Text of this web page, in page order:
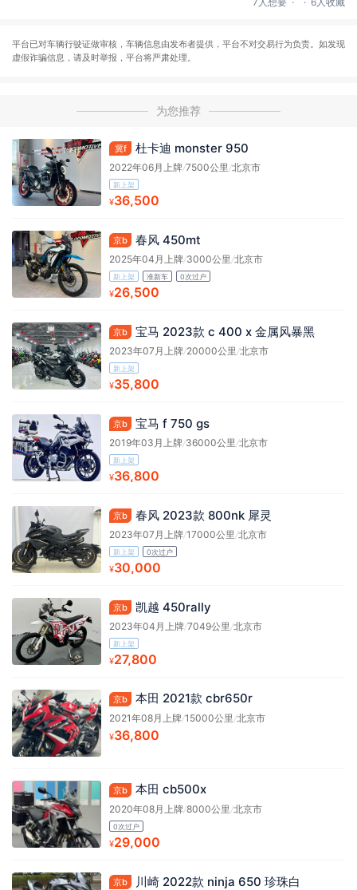
平台已对车辆行驶证做审核，车辆信息由发布者提供，平台不对交易行为负责。如发现
虚假诈骗信息，请及时举报，平台将严肃处理。
为您推荐
冀f 杜卡迪 monster 950
2022年06月上牌/7500公里/北京市
新上架
¥36,500
京b 春风 450mt
2025年04月上牌/3000公里/北京市
新上架 准新车 0次过户
¥26,500
京b 宝马 2023款 c 400 x 金属风暴黑
2023年07月上牌/20000公里 /北京市
新上架
¥35,800
京b 宝马 f 750 gs
2019年03月上牌/36000公里 /北京市
新上架
¥36,800
京b 春风 2023款 800nk 犀灵
2023年07月上牌/17000公里 /北京市
新上架 0次过户
¥30,000
京b 凯越 450rally
2023年04月上牌/7049公里 /北京市
新上架
¥27,800
京b 本田 2021款 cbr650r
2021年08月上牌/15000公里 /北京市
¥36,800
京b 本田 cb500x
2020年08月上牌/8000公里 /北京市
0次过户
¥29,000
京b 川崎 2022款 ninja 650 珍珠白